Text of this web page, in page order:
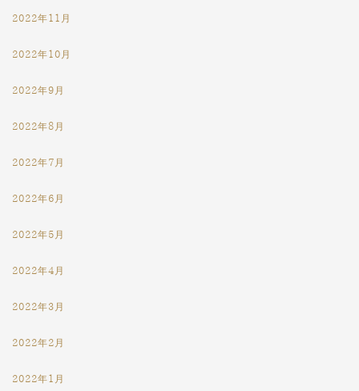
2022年11月
2022年10月
2022年9月
2022年8月
2022年7月
2022年6月
2022年5月
2022年4月
2022年3月
2022年2月
2022年1月